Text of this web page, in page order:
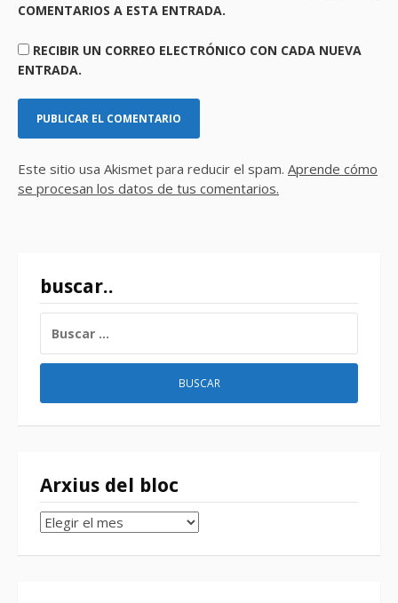
COMENTARIOS A ESTA ENTRADA.
RECIBIR UN CORREO ELECTRÓNICO CON CADA NUEVA
ENTRADA.
Este sitio usa Akismet para reducir el spam. Aprende cómo
se procesan los datos de tus comentarios.
buscar..
Arxius del bloc
Arxius
bloc